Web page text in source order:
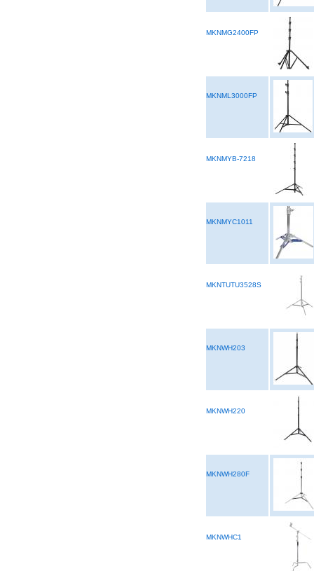
MKNMG2400FP
MKNML3000FP
MKNMYB-7218
MKNMYC1011
MKNTUTU3528S
MKNWH203
MKNWH220
MKNWH280F
MKNWHC1